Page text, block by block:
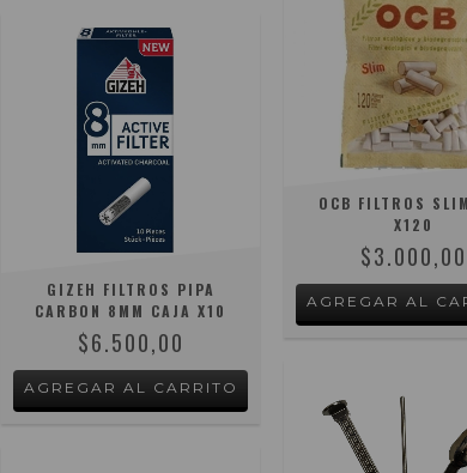
GIZEH FILTROS PIPA
CARBON 8MM CAJA X10
$6.500,00
OCB FILTROS
X120
$3.000,00